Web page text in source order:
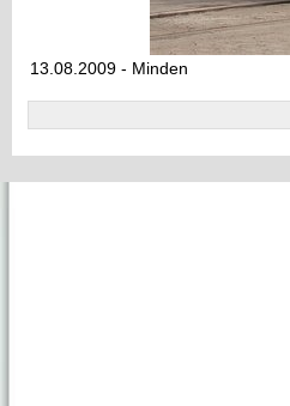
13.08.2009 - Minden